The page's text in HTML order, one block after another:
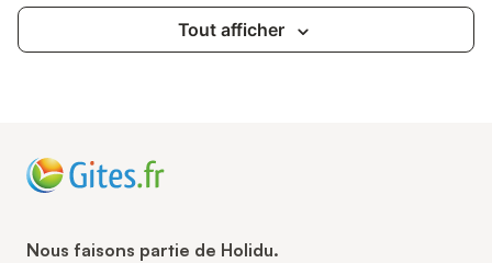
Tout afficher
Nous faisons partie de Holidu.